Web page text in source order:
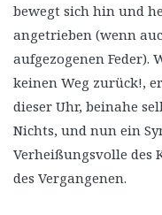
bewegt sich hin und
angetrieben (wenn
aufgezogenen Feder).
keinen Weg zurück!,
dieser Uhr, beinahe
Nichts, und nun ein
Verheißungsvolle des
des Vergangenen.